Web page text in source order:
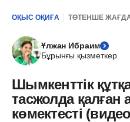
ОҚЫС ОҚИҒА ТӨТЕНШЕ
Ұлжан Ибраим
Бұрынғы қызметкер
Шымкенттік
тасжолда қалған
көмектесті